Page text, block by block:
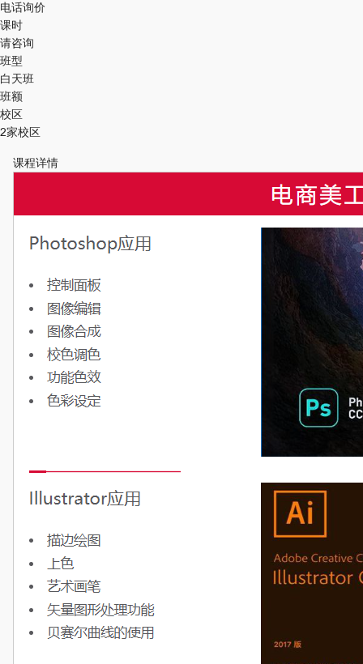
电话询价
课时
请咨询
班型
白天班
班额
校区
2家校区
课程详情